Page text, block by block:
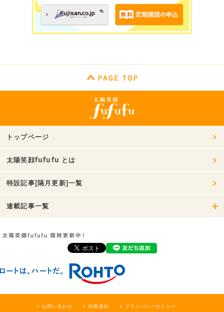
トップページ
太陽笑顔fufufu とは
特設記事[隔月更新]一覧
連載記事一覧
お問い合わせ 利用規約 プライバシーポリシー